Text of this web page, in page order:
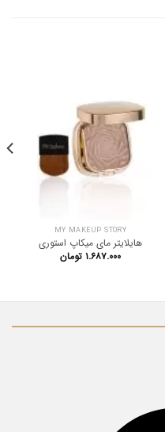
MY MAKEUP STORY
هایلایتر مای میکاپ استوری
۱.۶۸۷.۰۰۰ تومان